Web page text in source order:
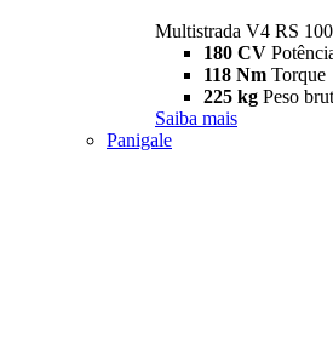
Multistrada V4 RS 100
180 CV
118 Nm Torque
225 kg Peso
Saiba mais
Panigale